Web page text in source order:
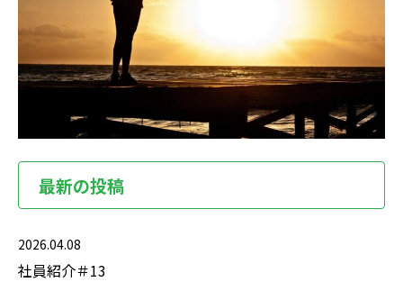
最新の投稿
2026.04.08
社員紹介＃13